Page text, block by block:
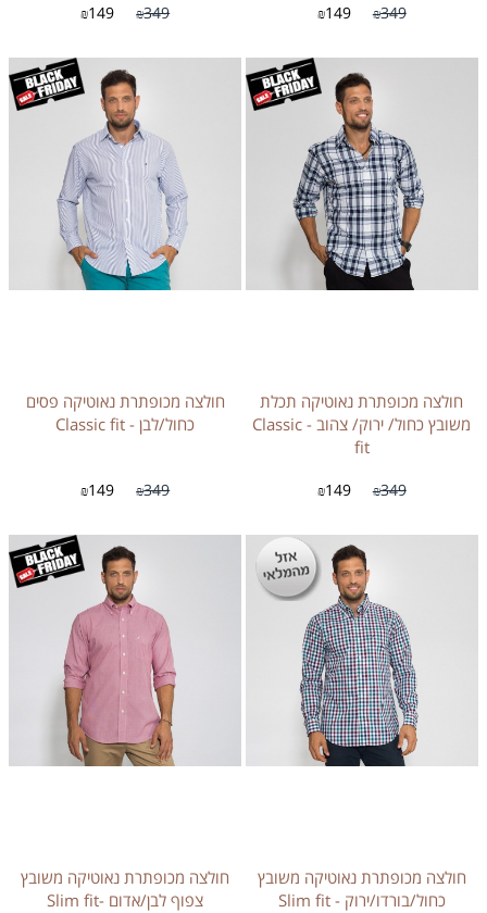
₪349
₪149
₪349
₪149
חולצה מכופתרת נאוטיקה תכלת
משובץ כחול/ ירוק/ צהוב - Classic
fit
₪349
₪149
חולצה מכופתרת נאוטיקה פסים
כחול/לבן - Classic fit
₪349
₪149
חולצה מכופתרת נאוטיקה משובץ
כחול/בורדו/ירוק - Slim fit
חולצה מכופתרת נאוטיקה משובץ
צפוף לבן/אדום -Slim fit